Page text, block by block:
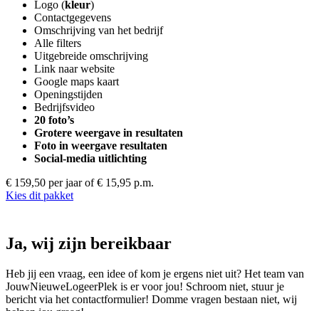
Logo (kleur)
Contactgegevens
Omschrijving van het bedrijf
Alle filters
Uitgebreide omschrijving
Link naar website
Google maps kaart
Openingstijden
Bedrijfsvideo
20 foto’s
Grotere weergave in resultaten
Foto in weergave resultaten
Social-media uitlichting
€ 159,50 per jaar of € 15,95 p.m.
Kies dit pakket
Ja, wij zijn bereikbaar
Heb jij een vraag, een idee of kom je ergens niet uit? Het team van
JouwNieuweLogeerPlek is er voor jou! Schroom niet, stuur je
bericht via het contactformulier! Domme vragen bestaan niet, wij